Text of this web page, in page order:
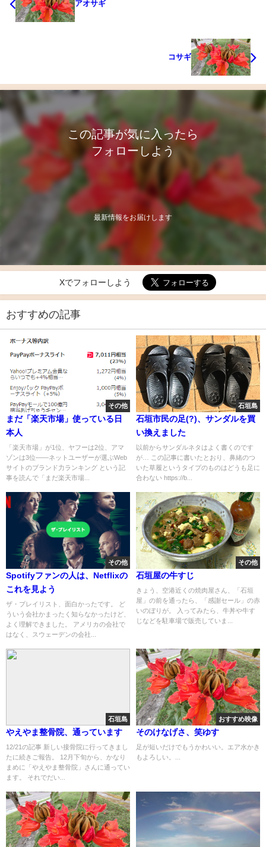
アオサギ
コサギ
この記事が気に入ったら
フォローしよう
最新情報をお届けします
Xでフォローしよう
おすすめの記事
その他
まだ「楽天市場」使っている日
本人
「楽天市場」が1位、ヤフーは2位、アマ
ゾンは3位――ネットユーザーが選ぶWeb
サイトのブランド力ランキング という記
事を読んで「まだ楽天市場...
石垣島
石垣市民の足(?)、サンダルを買
い換えました
以前からサンダルネタはよく書くのです
が… この記事に書いたとおり、鼻緒のつ
いた草履というタイプのものはどうも足に
合わない https://b...
その他
Spotifyファンの人は、Netflixの
これを見よう
ザ・プレイリスト、面白かったです。 ど
ういう会社かまったく知らなかったけど、
よく理解できました。 アメリカの会社で
はなく、スウェーデンの会社...
その他
石垣屋の牛すじ
きょう、空港近くの焼肉屋さん、「石垣
屋」の前を通ったら、「感謝セール」の赤
いのぼりが。 入ってみたら、牛丼や牛す
じなどを駐車場で販売していま...
石垣島
やえやま整骨院、通っています
12/21の記事 新しい接骨院に行ってきまし
たに続きご報告。 12月下旬から、かなり
まめに「やえやま整骨院」さんに通ってい
ます。 それでだい...
おすすめ映像
そのけなげさ、笑ゆす
足が短いだけでもうかわいい。エア水かき
もよろしい。...